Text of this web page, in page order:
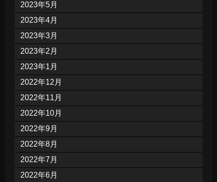
2023年5月
2023年4月
2023年3月
2023年2月
2023年1月
2022年12月
2022年11月
2022年10月
2022年9月
2022年8月
2022年7月
2022年6月